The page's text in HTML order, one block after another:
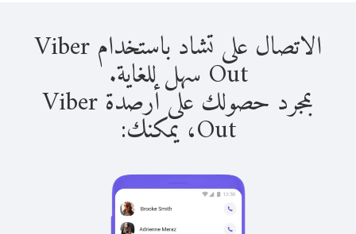
الاتصال على تشاد باستخدام Viber
Out سهل للغاية.
بمجرد حصولك على أرصدة Viber
Out، يمكنك: